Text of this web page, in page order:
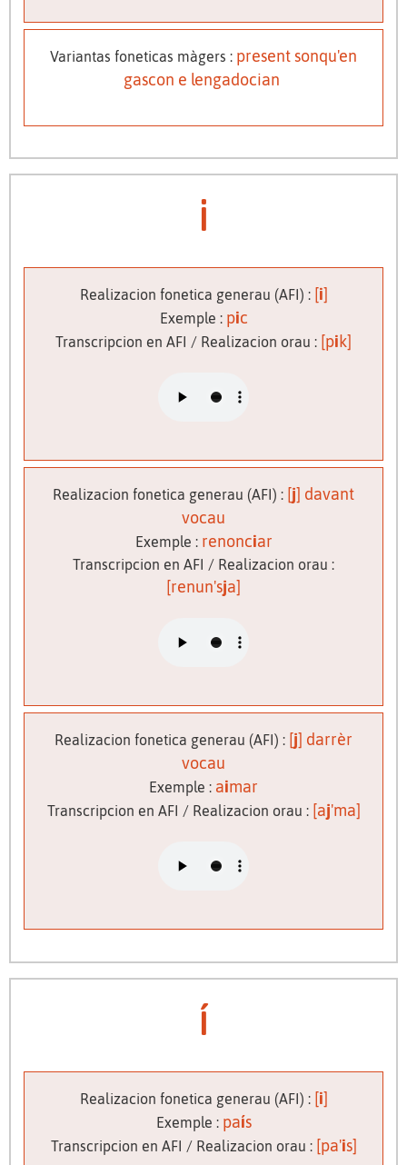
Variantas foneticas màgers : present sonqu'en
gascon e lengadocian
i
Realizacion fonetica generau (AFI) : [i]
Exemple : pic
Transcripcion en AFI / Realizacion orau : [pi k]
Realizacion fonetica generau (AFI) : [j] davant
vocau
Exemple : renonciar
Transcripcion en AFI / Realizacion orau :
[renun'sja]
Realizacion fonetica generau (AFI) : [j] darrèr
vocau
Exemple : aimar
Transcripcion en AFI / Realizacion orau : [aj'ma]
í
Realizacion fonetica generau (AFI) : [i]
Exemple : país
Transcripcion en AFI / Realizacion orau : [pa'is]